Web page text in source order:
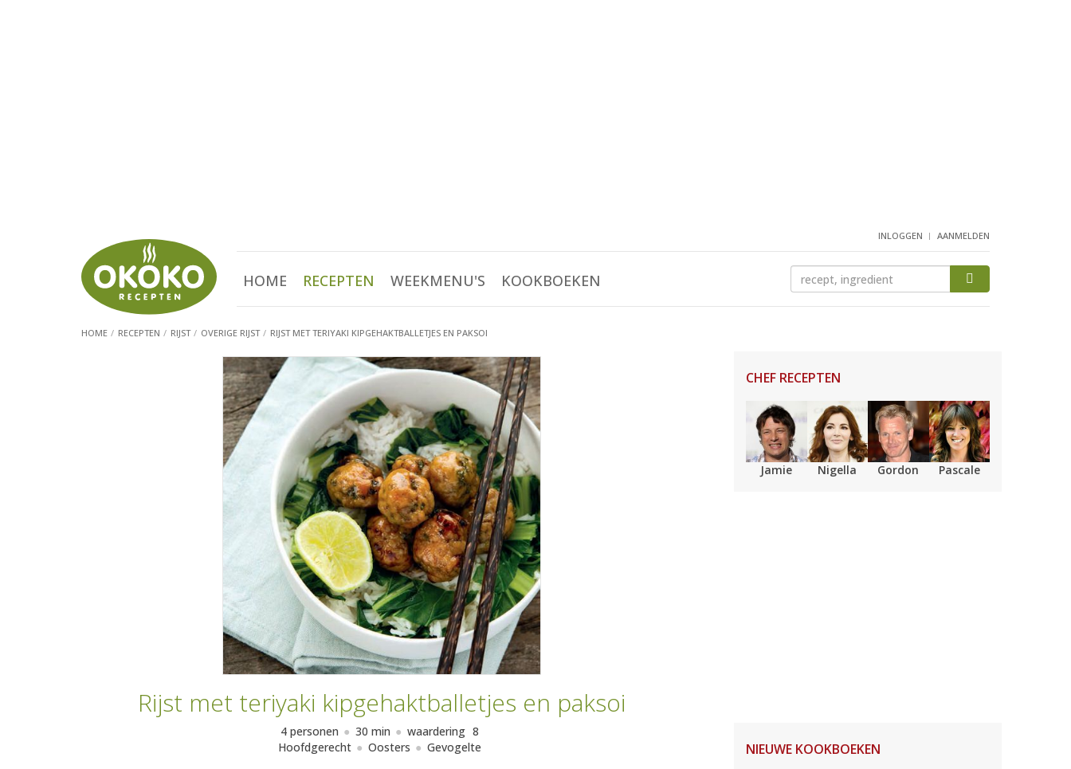
INLOGGEN AANMELDEN
HOME RECEPTEN WEEKMENU'S KOOKBOEKEN
HOME RECEPTEN RIJST OVERIGE RIJST RIJST MET TERIYAKI KIPGEHAKTBALLETJES EN PAKSOI
Rijst met teriyaki kipgehaktballetjes en paksoi
4 personen 30 min waardering 8
Hoofdgerecht
Oosters Gevogelte
CHEF RECEPTEN
Jamie Nigella Gordon Pascale
NIEUWE KOOKBOEKEN